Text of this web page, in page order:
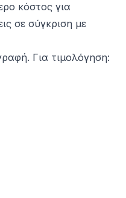
κόστος για
σε σύγκριση με
Για τιμολόγηση: